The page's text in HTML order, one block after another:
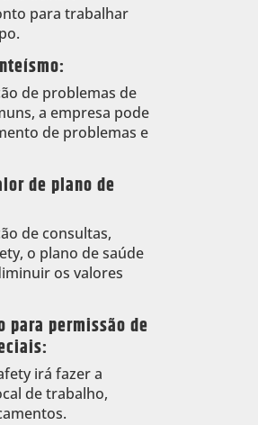
para trabalhar
de problemas de
a empresa pode
de problemas e
de plano de
de consultas,
o plano de saúde
os valores
para permissão de
irá fazer a
de trabalho,